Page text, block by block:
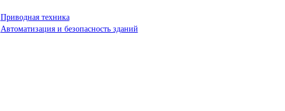
Приводная техника
Автоматизация и безопасность зданий